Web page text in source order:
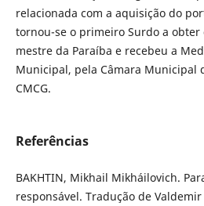
relacionada com a aquisição do
tornou-se o primeiro Surdo a
mestre da Paraíba e recebeu a
Municipal, pela Câmara Municipal
CMCG.
Referências
BAKHTIN, Mikhail Mikháilovich.
responsável. Tradução de